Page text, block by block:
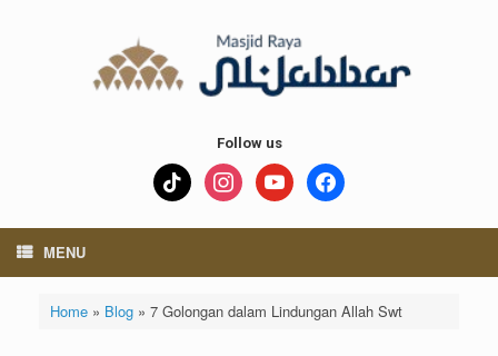
Follow us
tiktok instagramyoutube facebook
MENU
Home» Blog» 7 Golongan dalam Lindungan Allah Swt